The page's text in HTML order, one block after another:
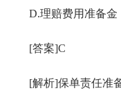
D.理赔费用准备金
[答案]C
[解析]保单责任准备